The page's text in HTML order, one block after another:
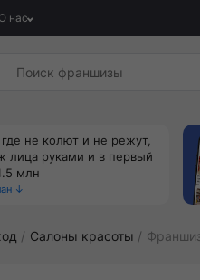
нас
не колют и не режут,
лица руками и в первый
млн
↓
Салоны красоты